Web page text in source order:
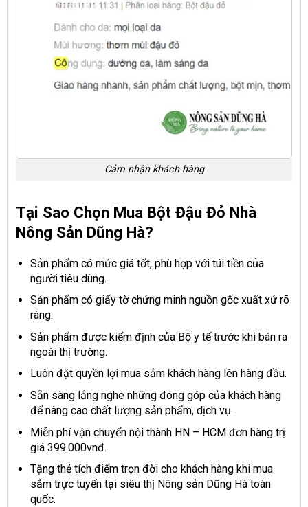
Cảm nhận khách hàng
Tại Sao Chọn Mua Bột Đậu Đỏ Nhà
Nông Sản Dũng Hà?
Sản phẩm có mức giá tốt, phù hợp với túi tiền của
người tiêu dùng.
Sản phẩm có giấy tờ chứng minh nguồn gốc xuất xứ rõ
ràng.
Sản phẩm được kiểm định của Bộ y tế trước khi bán ra
ngoài thị trường.
Luôn đặt quyền lợi mua sắm khách hàng lên hàng đầu.
Sẵn sàng lắng nghe những đóng góp của khách hàng
để nâng cao chất lượng sản phẩm, dịch vụ.
Miễn phí vận chuyển nội thành HN – HCM đơn hàng trị
giá 399.000vnđ.
Tặng thẻ tích điểm trọn đời cho khách hàng khi mua
sắm trực tuyến tại siêu thị Nông sản Dũng Hà toàn
quốc.